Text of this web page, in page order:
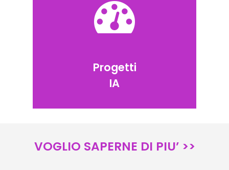
Progetti
IA
VOGLIO SAPERNE DI PIU’ >>